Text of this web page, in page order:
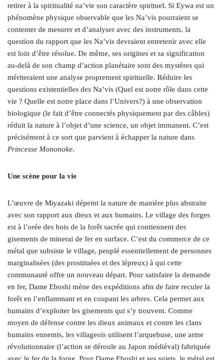
retirer à la spiritualité na’vie son caractère spirituel. Si Eywa est un
phénomène physique observable que les Na’vis pourraient se
contenter de mesurer et d’analyser avec des instruments, la
question du rapport que les Na’vis devraient entretenir avec elle
est loin d’être résolue. De même, ses origines et sa signification
au-delà de son champ d’action planétaire sont des mystères qui
mériteraient une analyse proprement spirituelle. Réduire les
questions existentielles des Na’vis (Quel est notre rôle dans cette
vie ? Quelle est notre place dans l’Univers?) à une observation
biologique (le fait d’être connectés physiquement par des câbles)
réduit la nature à l’objet d’une science, un objet immanent. C’est
précisément à ce sort que parvient à échapper la nature dans
Princesse Mononoke.
Une scène pour la vie
L’œuvre de Miyazaki dépeint la nature de manière plus abstraite
avec son rapport aux dieux et aux humains. Le village des forges
est à l’orée des bois de la forêt sacrée qui contiennent des
gisements de minerai de fer en surface. C’est du commerce de ce
métal que subsiste le village, peuplé essentiellement de personnes
marginalisées (des prostituées et des lépreux) à qui cette
communauté offre un nouveau départ. Pour satisfaire la demande
en fer, Dame Eboshi mène des expéditions afin de faire reculer la
forêt en l’enflammant et en coupant les arbres. Cela permet aux
humains d’exploiter les gisements qui s’y trouvent. Comme
moyen de défense contre les dieux animaux et contre les clans
humains ennemis, les villageois utilisent l’arquebuse, une arme
révolutionnaire (l’action se déroule au Japon médiéval) fabriquée